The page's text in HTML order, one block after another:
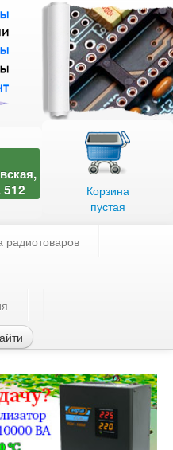
Корзина
пустая
512
радиотоваров